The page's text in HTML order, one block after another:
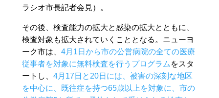
ラシオ市長記者会見）。
その後、検査能力の拡大と感染の拡大とともに、
検査対象も拡大されていくこととなる。ニューヨ
ーク市は、 4月1日から市の公営病院の全ての医療
従事者を対象に無料検査を行うプログラム をスタ
ートし、 4月17日と20日には、被害の深刻な地区
を中心に、既往症を持つ65歳以上を対象に、市の